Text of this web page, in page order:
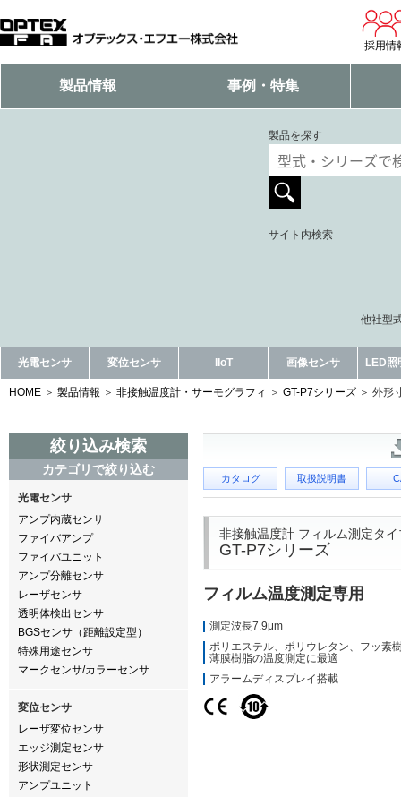
採用情
製品情報 事例・特集
製品を探す
サイト内検索
他社型
光電センサ 変位センサ IIoT 画像センサ LED照
HOME 製品情報 非接触温度計・サーモグラフィ GT-P7シリーズ 外形
絞り込み検索
カテゴリで絞り込む
光電センサ
アンプ内蔵センサ
ファイバアンプ
ファイバユニット
アンプ分離センサ
レーザセンサ
透明体検出センサ
BGSセンサ（距離設定型）
特殊用途センサ
マークセンサ/カラーセンサ
変位センサ
レーザ変位センサ
エッジ測定センサ
形状測定センサ
アンプユニット
カタログ 取扱説明書
非接触温度計 フィルム測定タイ
GT-P7シリーズ
フィルム温度測定専用
測定波長7.9μm
ポリエステル、ポリウレタン、フッ素
薄膜樹脂の温度測定に最適
アラームディスプレイ搭載